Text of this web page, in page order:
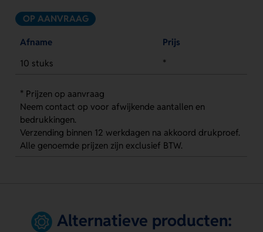
OP AANVRAAG
Afname
Prijs
10 stuks
*
* Prijzen op aanvraag
Neem contact op voor afwijkende aantallen en
bedrukkingen.
Verzending binnen 12 werkdagen na akkoord drukproef.
Alle genoemde prijzen zijn exclusief BTW.
Alternatieve producten: